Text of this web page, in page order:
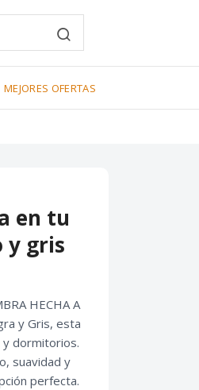
MEJORES OFERTAS
en tu
y gris
HECHA A
y Gris, esta
y dormitorios.
suavidad y
perfecta.